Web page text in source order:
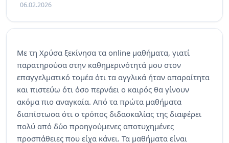
06.02.2026
Με τη Χρύσα ξεκίνησα τα online μαθήματα, γιατί
παρατηρούσα στην καθημερινότητά μου στον
επαγγελματικό τομέα ότι τα αγγλικά ήταν απαραίτητα
και πιστεύω ότι όσο περνάει ο καιρός θα γίνουν
ακόμα πιο αναγκαία. Από τα πρώτα μαθήματα
διαπίστωσα ότι ο τρόπος διδασκαλίας της διαφέρει
πολύ από δύο προηγούμενες αποτυχημένες
προσπάθειες που είχα κάνει. Τα μαθήματα είναι